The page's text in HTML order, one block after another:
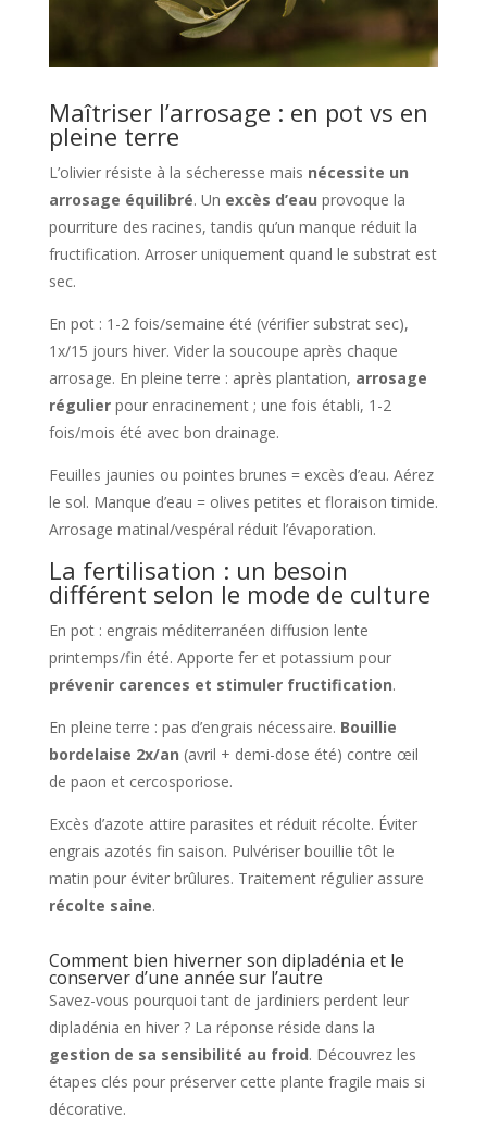
Maîtriser l’arrosage : en pot vs en
pleine terre
L’olivier résiste à la sécheresse mais nécessite un
arrosage équilibré. Un excès d’eau provoque la
pourriture des racines, tandis qu’un manque réduit la
fructification. Arroser uniquement quand le substrat est
sec.
En pot : 1-2 fois/semaine été (vérifier substrat sec),
1x/15 jours hiver. Vider la soucoupe après chaque
arrosage. En pleine terre : après plantation, arrosage
régulierpour enracinement ; une fois établi, 1-2
fois/mois été avec bon drainage.
Feuilles jaunies ou pointes brunes = excès d’eau. Aérez
le sol. Manque d’eau = olives petites et floraison timide.
Arrosage matinal/vespéral réduit l’évaporation.
La fertilisation : un besoin
différent selon le mode de culture
En pot : engrais méditerranéen diffusion lente
printemps/fin été. Apporte fer et potassium pour
prévenir carences et stimuler fructification.
En pleine terre : pas d’engrais nécessaire. Bouillie
bordelaise 2x/an (avril + demi-dose été) contre œil
de paon et cercosporiose.
Excès d’azote attire parasites et réduit récolte. Éviter
engrais azotés fin saison. Pulvériser bouillie tôt le
matin pour éviter brûlures. Traitement régulier assure
récolte saine.
Comment bien hiverner son dipladénia et le
conserver d’une année sur l’autre
Savez-vous pourquoi tant de jardiniers perdent leur
dipladénia en hiver ? La réponse réside dans la
gestion de sa sensibilité au froid. Découvrez les
étapes clés pour préserver cette plante fragile mais si
décorative.